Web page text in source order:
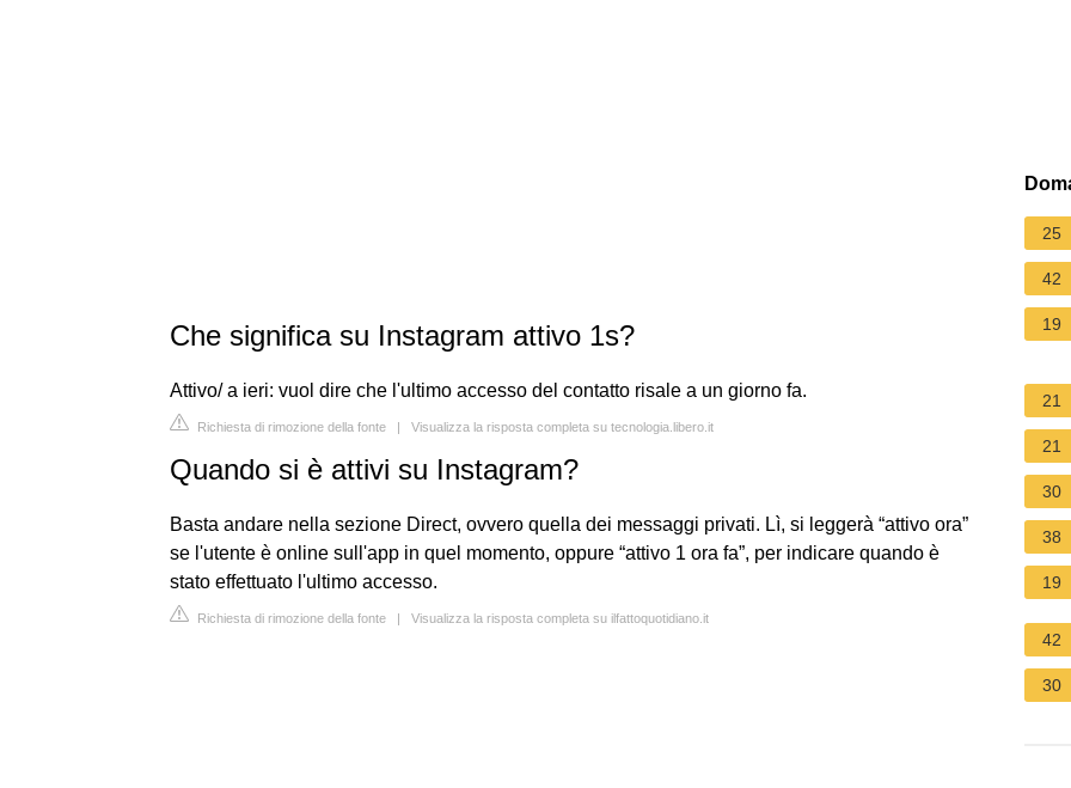
Che significa su Instagram attivo 1s?
Attivo/ a ieri: vuol dire che l'ultimo accesso del contatto risale a un giorno fa.
Richiesta di rimozione della fonte | Visualizza la risposta completa su tecnologia.libero.it
Quando si è attivi su Instagram?
Basta andare nella sezione Direct, ovvero quella dei messaggi privati. Lì, si leggerà “attivo ora”
se l'utente è online sull'app in quel momento, oppure “attivo 1 ora fa”, per indicare quando è
stato effettuato l'ultimo accesso.
Richiesta di rimozione della fonte | Visualizza la risposta completa su ilfattoquotidiano.it
25
42
19
21
21
30
38
19
42
30